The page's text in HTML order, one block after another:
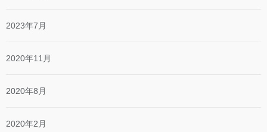
2023年7月
2020年11月
2020年8月
2020年2月